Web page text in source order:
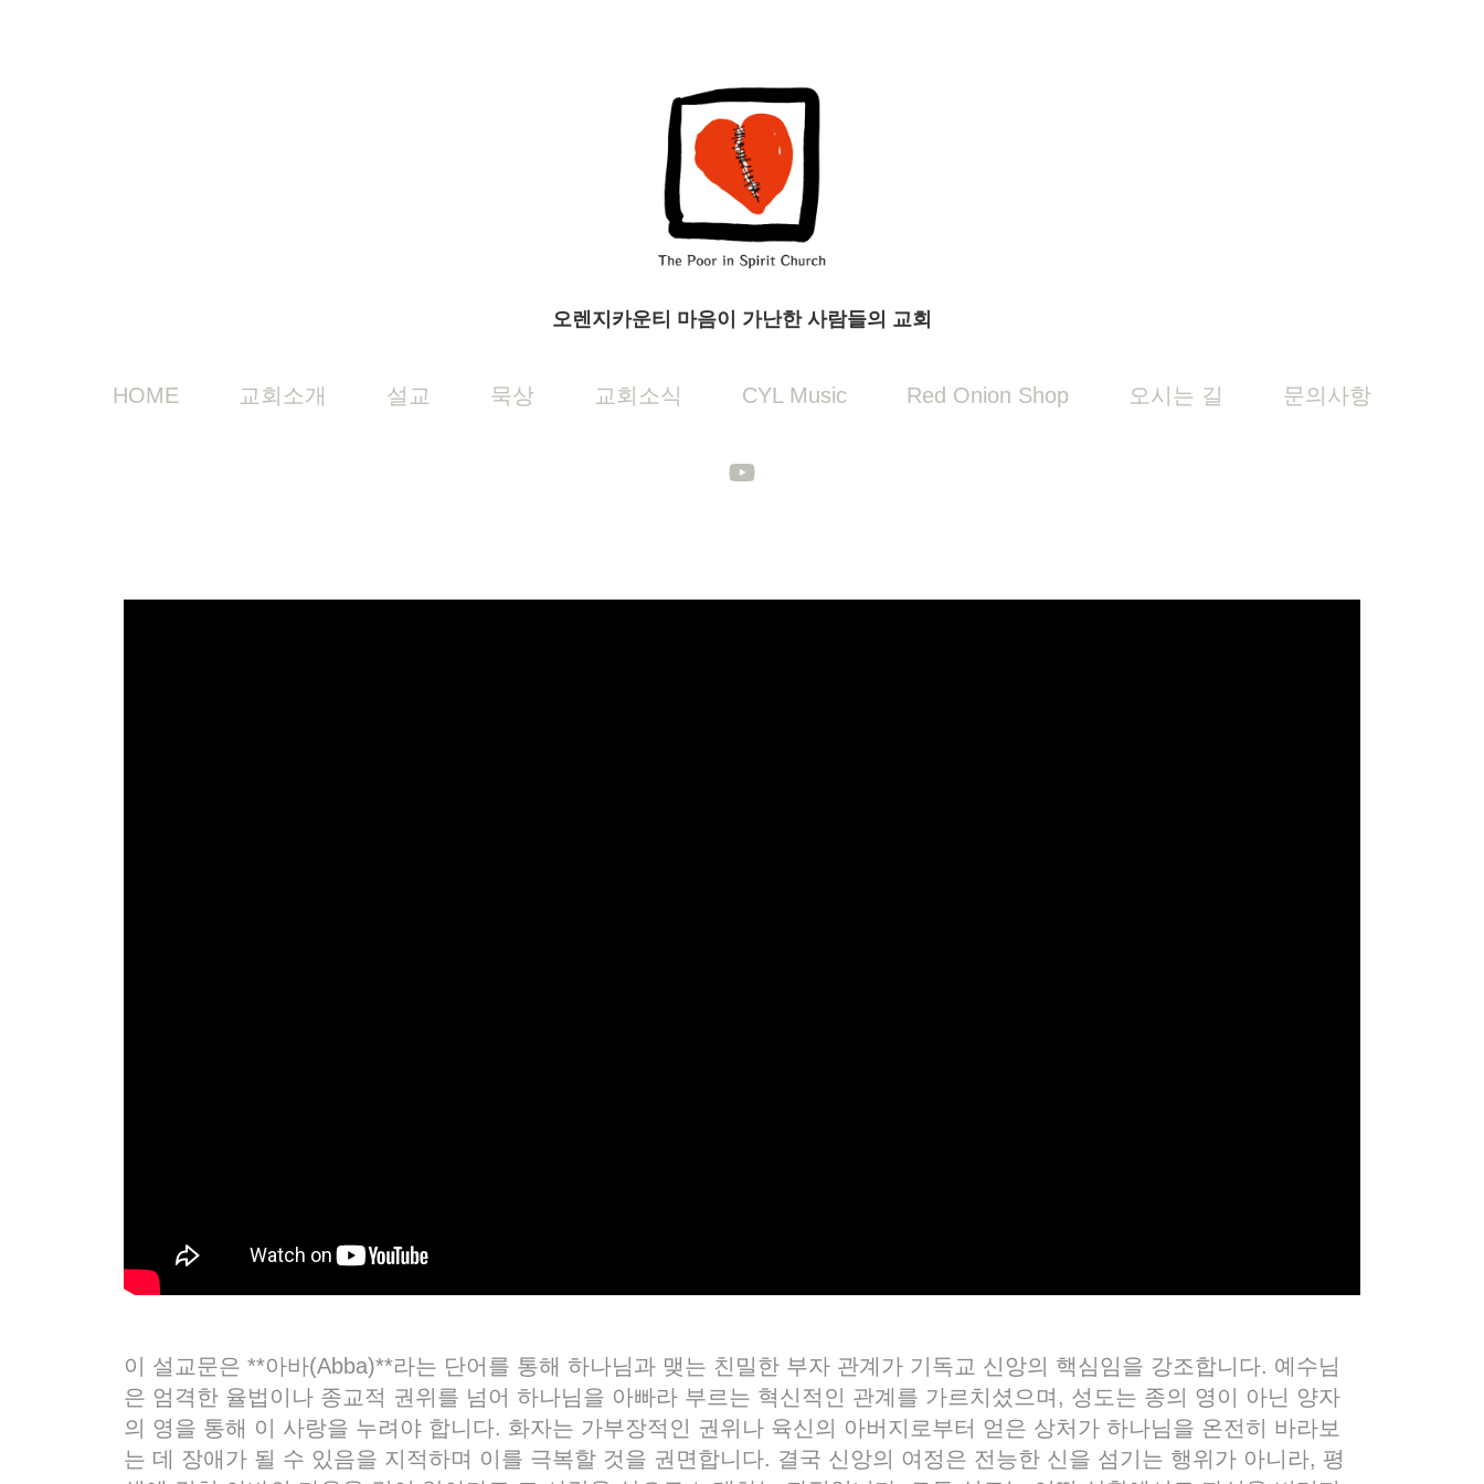
오렌지카운티 마음이 가난한 사람들의 교회
HOME 교회소개 설교 묵상 교회소식 CYL Music Red Onion Shop 오시는 길 문의사항
이 설교문은 **아바(Abba)**라는 단어를 통해 하나님과 맺는 친밀한 부자 관계가 기독교 신앙의 핵심임을 강조합니다. 예수님
은 엄격한 율법이나 종교적 권위를 넘어 하나님을 아빠라 부르는 혁신적인 관계를 가르치셨으며, 성도는 종의 영이 아닌 양자
의 영을 통해 이 사랑을 누려야 합니다. 화자는 가부장적인 권위나 육신의 아버지로부터 얻은 상처가 하나님을 온전히 바라보
는 데 장애가 될 수 있음을 지적하며 이를 극복할 것을 권면합니다. 결국 신앙의 여정은 전능한 신을 섬기는 행위가 아니라, 평